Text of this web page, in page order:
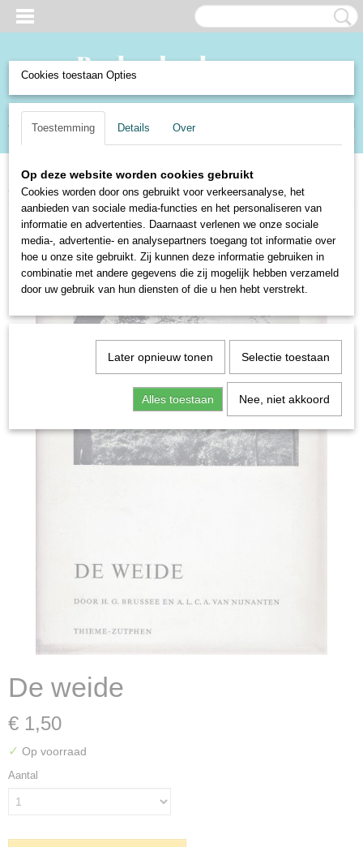
Inloggen Registreren
(0)
Home>Boeken en Strips> Boeken>Schoolboekjes>De weide
De weide
€ 1,50
✓ Op voorraad
Aantal
Cookies toestaan Opties
Toestemming Details Over
Op deze website worden cookies gebruikt
Cookies worden door ons gebruikt voor verkeersanalyse, het
aanbieden van sociale media-functies en het personaliseren van
informatie en advertenties. Daarnaast verlenen we onze sociale
media-, advertentie- en analysepartners toegang tot informatie over
hoe u onze site gebruikt. Zij kunnen deze informatie gebruiken in
combinatie met andere gegevens die zij mogelijk hebben verzameld
door uw gebruik van hun diensten of die u hen hebt verstrekt.
Later opnieuw tonen Selectie toestaan
Alles toestaan Nee, niet akkoord